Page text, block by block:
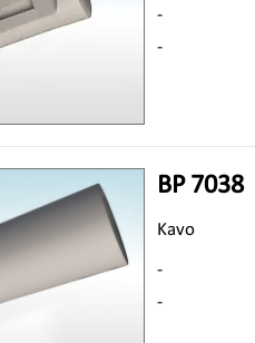
-
-
BP 7038
Kavo
-
-